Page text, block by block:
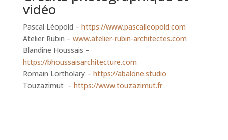
vidéo
Pascal Léopold – https://www.pascalleopold.com
Atelier Rubin – www.atelier-rubin-architectes.com
Blandine Houssais –
https://bhoussaisarchitecture.com
Romain Lortholary – https://abalone.studio
Touzazimut – https://www.touzazimut.fr